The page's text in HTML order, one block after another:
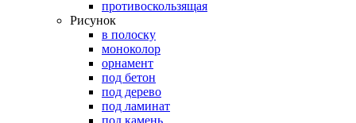
противоскользящая
Рисунок
в полоску
моноколор
орнамент
под бетон
под дерево
под ламинат
под камень